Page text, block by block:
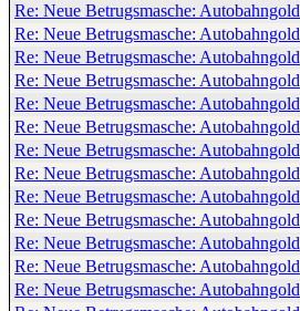
Re: Neue Betrugsmasche: Autobahngold
Re: Neue Betrugsmasche: Autobahngold
Re: Neue Betrugsmasche: Autobahngold
Re: Neue Betrugsmasche: Autobahngold
Re: Neue Betrugsmasche: Autobahngold
Re: Neue Betrugsmasche: Autobahngold
Re: Neue Betrugsmasche: Autobahngold
Re: Neue Betrugsmasche: Autobahngold
Re: Neue Betrugsmasche: Autobahngold
Re: Neue Betrugsmasche: Autobahngold
Re: Neue Betrugsmasche: Autobahngold
Re: Neue Betrugsmasche: Autobahngold
Re: Neue Betrugsmasche: Autobahngold